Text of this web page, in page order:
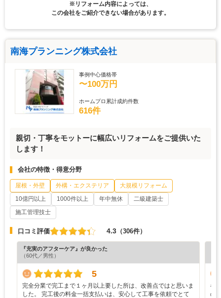
※リフォーム内容によっては、
この会社をご紹介できない場合があります。
南海プランニング株式会社
事例中心価格帯
〜100万円
ホームプロ累計成約件数
616件
親切・丁寧をモットーに幅広いリフォームをご提供いた
します！
会社の特徴・得意分野
屋根・外壁 外構・エクステリア
大規模リフォーム
10億円以上
1000件以上 年中無休
二級建築士
施工管理技士
口コミ評価 4.3 （306件）
『充実のアフターケア』が良かった
（60代／男性）
5
完全分業で完工まで１ヶ月以上要した所は、改善点ではと思いま
した。 完工後の料金一括支払いは、安心して工事を依頼でとて
各
の